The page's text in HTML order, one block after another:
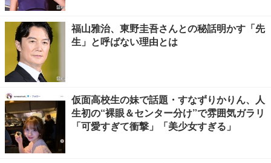
福山雅治、東野圭吾さんとの秘話明かす「先
生」と呼ばない理由とは
仮面高校生の妹で話題・すなずりかりん、人
生初の“裸眼＆センター分け”で雰囲気ガラリ
「可愛すぎて衝撃」「美少女すぎる」